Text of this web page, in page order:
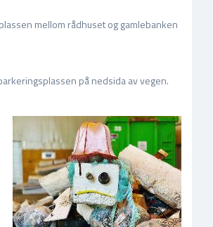
mellom rådhuset og gamlebanken
på nedsida av vegen.